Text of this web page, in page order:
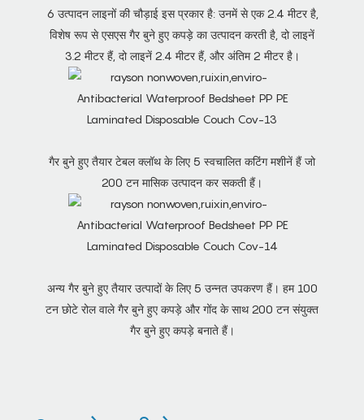
6 उत्पादन लाइनों की चौड़ाई इस प्रकार है: उनमें से एक 2.4 मीटर है,
विशेष रूप से एसएस गैर बुने हुए कपड़े का उत्पादन करती है, दो लाइनें
3.2 मीटर हैं, दो लाइनें 2.4 मीटर हैं, और अंतिम 2 मीटर है।
गैर बुने हुए तैयार टेबल क्लॉथ के लिए 5 स्वचालित कटिंग मशीनें हैं जो
200 टन मासिक उत्पादन कर सकती हैं।
अन्य गैर बुने हुए तैयार उत्पादों के लिए 5 उन्नत उपकरण हैं। हम 100
टन छोटे रोल वाले गैर बुने हुए कपड़े और गोंद के साथ 200 टन संयुक्त
गैर बुने हुए कपड़े बनाते हैं।